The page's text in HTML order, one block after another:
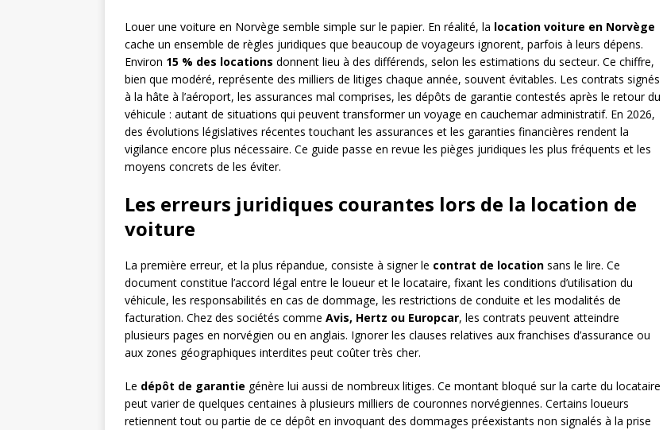
Louer une voiture en Norvège semble simple sur le papier. En réalité, la location voiture en Norvège
cache un ensemble de règles juridiques que beaucoup de voyageurs ignorent, parfois à leurs dépens.
Environ 15 % des locations donnent lieu à des différends, selon les estimations du secteur. Ce chiffre,
bien que modéré, représente des milliers de litiges chaque année, souvent évitables. Les contrats signés
à la hâte à l’aéroport, les assurances mal comprises, les dépôts de garantie contestés après le retour du
véhicule : autant de situations qui peuvent transformer un voyage en cauchemar administratif. En 2026,
des évolutions législatives récentes touchant les assurances et les garanties financières rendent la
vigilance encore plus nécessaire. Ce guide passe en revue les pièges juridiques les plus fréquents et les
moyens concrets de les éviter.
Les erreurs juridiques courantes lors de la location de
voiture
La première erreur, et la plus répandue, consiste à signer le contrat de location sans le lire. Ce
document constitue l’accord légal entre le loueur et le locataire, fixant les conditions d’utilisation du
véhicule, les responsabilités en cas de dommage, les restrictions de conduite et les modalités de
facturation. Chez des sociétés comme Avis, Hertz ou Europcar, les contrats peuvent atteindre
plusieurs pages en norvégien ou en anglais. Ignorer les clauses relatives aux franchises d’assurance ou
aux zones géographiques interdites peut coûter très cher.
Le dépôt de garantie génère lui aussi de nombreux litiges. Ce montant bloqué sur la carte du locataire
peut varier de quelques centaines à plusieurs milliers de couronnes norvégiennes. Certains loueurs
retiennent tout ou partie de ce dépôt en invoquant des dommages préexistants non signalés à la prise